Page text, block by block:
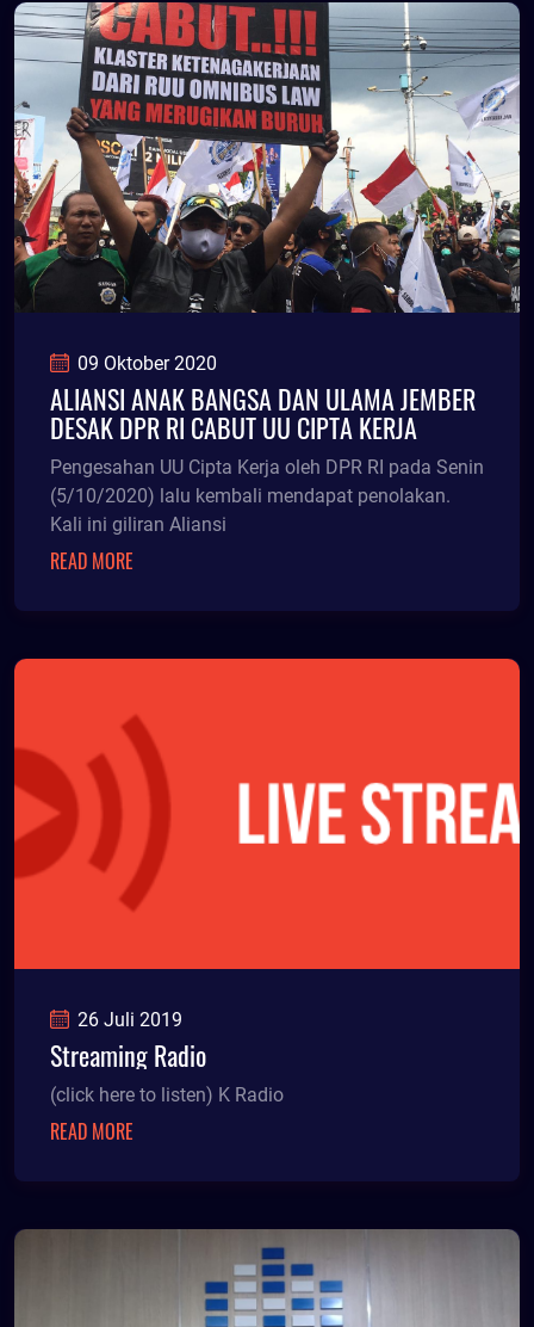
09 Oktober 2020
ALIANSI ANAK BANGSA DAN ULAMA JEMBER
DESAK DPR RI CABUT UU CIPTA KERJA
Pengesahan UU Cipta Kerja oleh DPR RI pada Senin
(5/10/2020) lalu kembali mendapat penolakan.
Kali ini giliran Aliansi
READ MORE
26 Juli 2019
Streaming Radio
(click here to listen) K Radio
READ MORE